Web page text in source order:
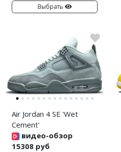
Выбрать
Air Jordan 4 SE 'Wet
Cement'
видео-обзор
15308 руб